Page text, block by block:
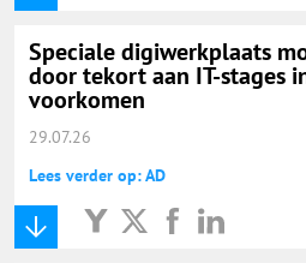
Speciale digiwerkplaats
door tekort aan IT-stages
voorkomen
29.07.26
Lees verder op: AD